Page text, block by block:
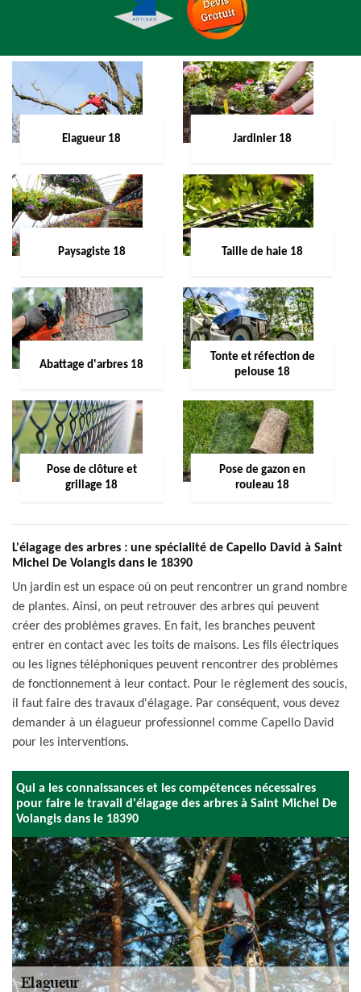
Elagueur 18 Jardinier 18
Paysagiste 18 Taille de haie 18
Abattage d'arbres 18
Tonte et réfection de
pelouse 18
Pose de clôture et
grillage 18
Pose de gazon en
rouleau 18
L'élagage des arbres : une spécialité de Capello David à Saint
Michel De Volangis dans le 18390
Un jardin est un espace où on peut rencontrer un grand nombre
de plantes. Ainsi, on peut retrouver des arbres qui peuvent
créer des problèmes graves. En fait, les branches peuvent
entrer en contact avec les toits de maisons. Les fils électriques
ou les lignes téléphoniques peuvent rencontrer des problèmes
de fonctionnement à leur contact. Pour le règlement des soucis,
il faut faire des travaux d'élagage. Par conséquent, vous devez
demander à un élagueur professionnel comme Capello David
pour les interventions.
Qui a les connaissances et les compétences nécessaires
pour faire le travail d'élagage des arbres à Saint Michel De
Volangis dans le 18390